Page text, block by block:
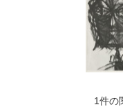
1件の